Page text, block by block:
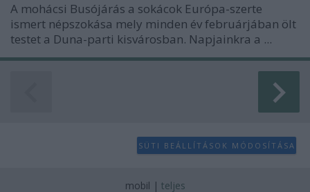
A mohácsi Busójárás a sokácok Európa-szerte
ismert népszokása mely minden év februárjában ölt
testet a Duna-parti kisvárosban. Napjainkra a ...
SÜTI BEÁLLÍTÁSOK MÓDOSÍTÁSA
mobil | teljes